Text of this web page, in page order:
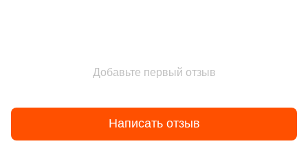
Добавьте первый отзыв
Написать отзыв